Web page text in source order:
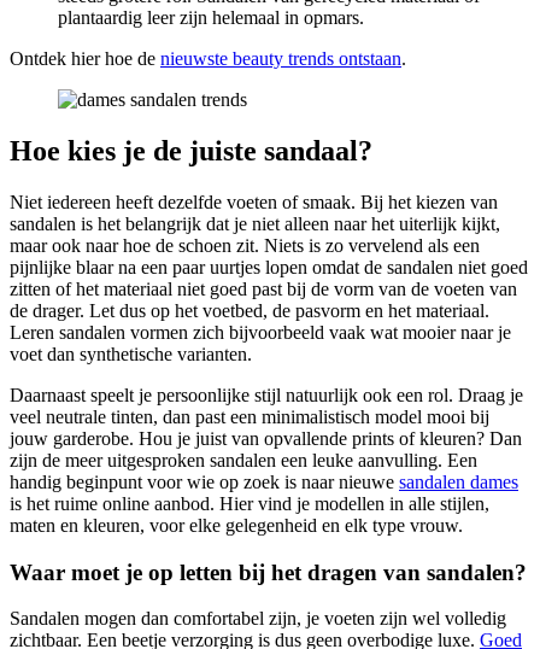
plantaardig leer zijn helemaal in opmars.
Ontdek hier hoe de nieuwste beauty trends ontstaan.
Hoe kies je de juiste sandaal?
Niet iedereen heeft dezelfde voeten of smaak. Bij het kiezen van
sandalen is het belangrijk dat je niet alleen naar het uiterlijk kijkt,
maar ook naar hoe de schoen zit. Niets is zo vervelend als een
pijnlijke blaar na een paar uurtjes lopen omdat de sandalen niet goed
zitten of het materiaal niet goed past bij de vorm van de voeten van
de drager. Let dus op het voetbed, de pasvorm en het materiaal.
Leren sandalen vormen zich bijvoorbeeld vaak wat mooier naar je
voet dan synthetische varianten.
Daarnaast speelt je persoonlijke stijl natuurlijk ook een rol. Draag je
veel neutrale tinten, dan past een minimalistisch model mooi bij
jouw garderobe. Hou je juist van opvallende prints of kleuren? Dan
zijn de meer uitgesproken sandalen een leuke aanvulling. Een
handig beginpunt voor wie op zoek is naar nieuwe sandalen dames
is het ruime online aanbod. Hier vind je modellen in alle stijlen,
maten en kleuren, voor elke gelegenheid en elk type vrouw.
Waar moet je op letten bij het dragen van sandalen?
Sandalen mogen dan comfortabel zijn, je voeten zijn wel volledig
zichtbaar. Een beetje verzorging is dus geen overbodige luxe. Goed